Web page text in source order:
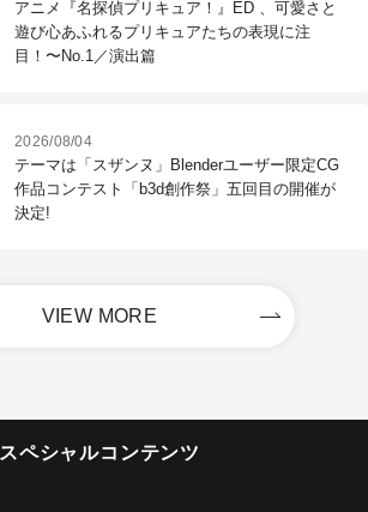
アニメ『名探偵プリキュア！』ED 、可愛さと
遊び心あふれるプリキュアたちの表現に注
目！〜No.1／演出篇
2026/08/04
テーマは「スザンヌ」Blenderユーザー限定CG
作品コンテスト「b3d創作祭」五回目の開催が
決定!
VIEW MORE
スペシャルコンテンツ